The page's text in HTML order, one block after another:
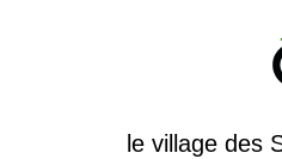
le village des